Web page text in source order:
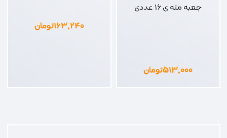
جعبه مته ی 16 عددی
۵۱۳,۰۰۰تومان
۱۶۳,۲۴۰تومان